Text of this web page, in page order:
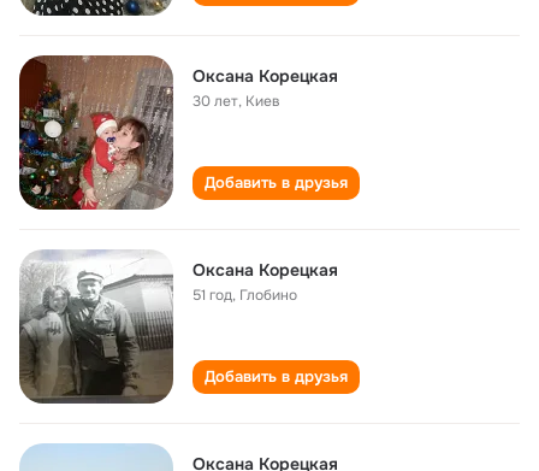
Оксана Корецкая
30 лет, Киев
Добавить в друзья
Оксана Корецкая
51 год, Глобино
Добавить в друзья
Оксана Корецкая